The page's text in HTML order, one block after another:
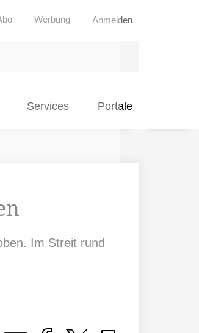
Werbung Anmelden
Services Portale
Im Streit rund